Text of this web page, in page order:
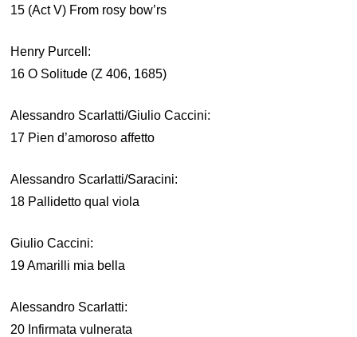
15 (Act V) From rosy bow’rs
Henry Purcell:
16 O Solitude (Z 406, 1685)
Alessandro Scarlatti/Giulio Caccini:
17 Pien d’amoroso affetto
Alessandro Scarlatti/Saracini:
18 Pallidetto qual viola
Giulio Caccini:
19 Amarilli mia bella
Alessandro Scarlatti:
20 Infirmata vulnerata